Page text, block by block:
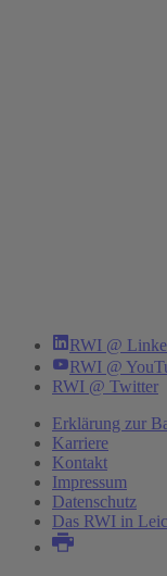
RWI @
RWI @
RWI @ Twitter
Erklärung zur
Karriere
Kontakt
Impressum
Datenschutz
Das RWI in